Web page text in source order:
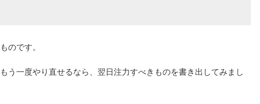
のです。
う一度やり直せるなら、翌日注力すべきものを書き出してみまし